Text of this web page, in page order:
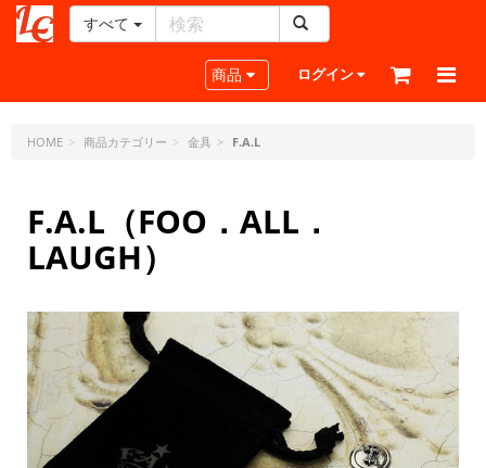
ー
ラ
ド
ッ
ト・
ー
ピ
ー
すべて
Toggle navigation
商品 ログイン
HOME 商品カテゴリー 金具 F.A.L
F.A.L（FOO．ALL．
LAUGH）